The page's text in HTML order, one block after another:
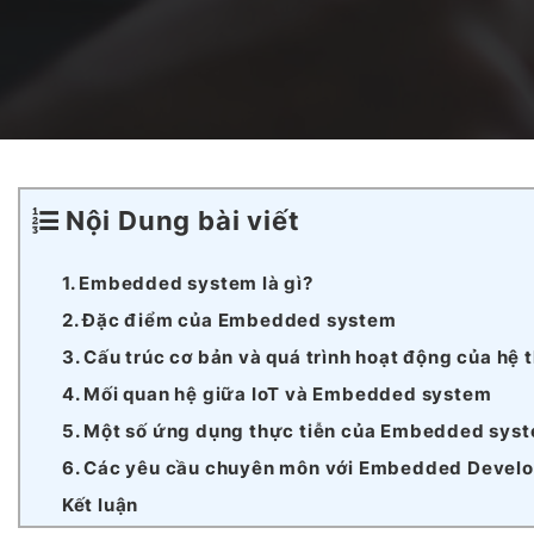
Nền tảng Văn phòng Ảo Toàn cầu
AI trong Hệ thống Điều hành Sản xuất (MES)
Studio Game
Nội Dung bài viết
1. Embedded system là gì?
2. Đặc điểm của Embedded system
3. Cấu trúc cơ bản và quá trình hoạt động của hệ
4. Mối quan hệ giữa IoT và Embedded system
5. Một số ứng dụng thực tiễn của Embedded
6. Các yêu cầu chuyên môn với Embedded
Kết luận